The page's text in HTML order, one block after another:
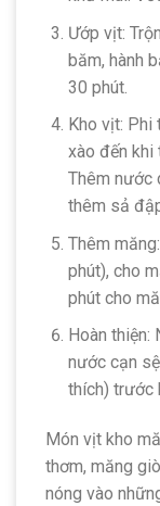
Ướp vịt:
băm, hành
30 phút.
Kho vịt:
xào đến khi
Thêm nước
thêm sả
Thêm
phút), cho
phút cho
Hoàn thiện:
nước cạn
thích) trước
Món vịt kho
thơm, măng
nóng vào